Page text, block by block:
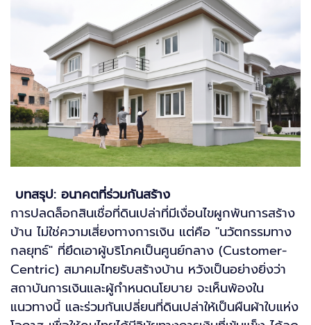
บทสรุป: อนาคตที่ร่วมกันสร้าง
การปลดล็อกสินเชื่อที่ดินเปล่าที่มีเงื่อนไขผูกพันการสร้าง
บ้าน ไม่ใช่ความเสี่ยงทางการเงิน แต่คือ "นวัตกรรมทาง
กลยุทธ์" ที่ยึดเอาผู้บริโภคเป็นศูนย์กลาง (Customer-
Centric) สมาคมไทยรับสร้างบ้าน หวังเป็นอย่างยิ่งว่า
สถาบันการเงินและผู้กำหนดนโยบาย จะเห็นพ้องใน
แนวทางนี้ และร่วมกันเปลี่ยนที่ดินเปล่าให้เป็นผืนผ้าใบแห่ง